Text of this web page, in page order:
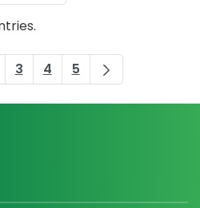
Page
3 Page
4 Page
5